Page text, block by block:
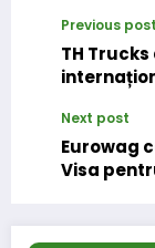
Previous post
TH
Next post
Eurowag
Visa